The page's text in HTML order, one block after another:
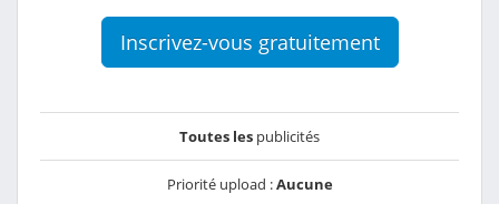
Inscrivez-vous gratuitement
Toutes les publicités
Priorité upload :Aucune